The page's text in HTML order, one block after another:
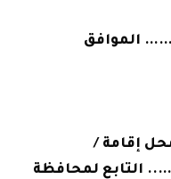
الموافق
إقامة /
لمحافظة